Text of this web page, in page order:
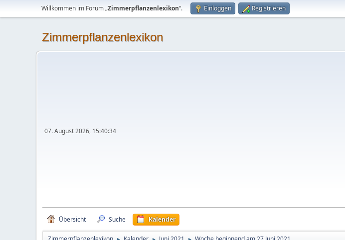
Willkommen im Forum „Zimmerpflanzenlexikon“. Einloggen Registrieren
Zimmerpflanzenlexikon
07. August 2026, 15:40:34
Übersicht Suche Kalender